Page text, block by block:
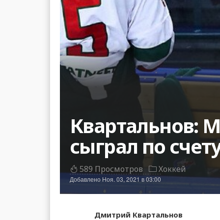
Квартальнов:
сыграл по
589 Просмотров Хоккей
Добавлено Ноя. 03, 2021 в 03:00
Дмитрий Квартальнов